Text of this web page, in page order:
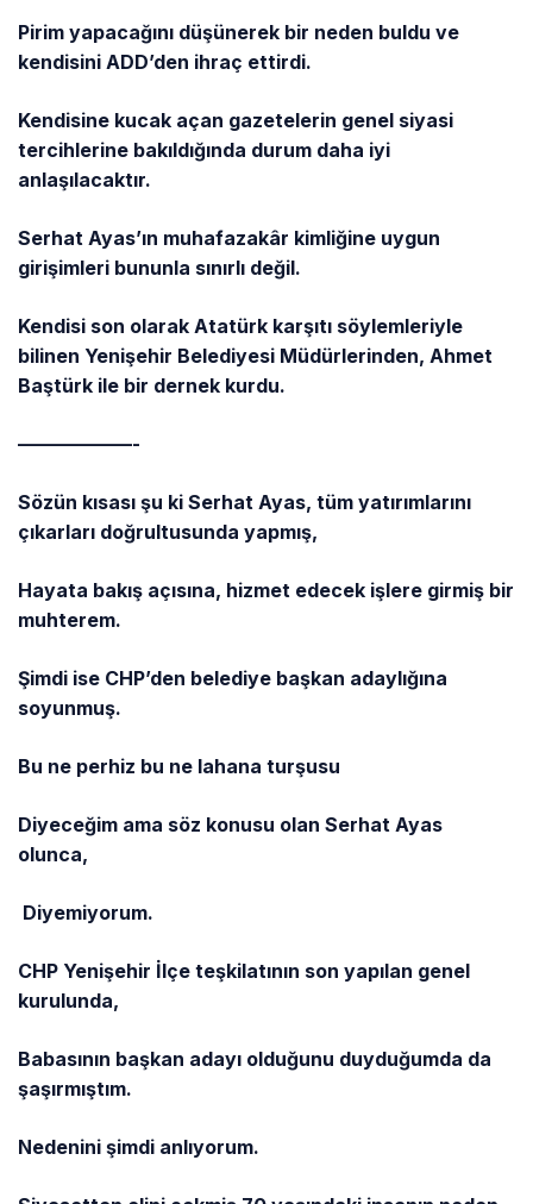
Pirim yapacağını düşünerek bir neden buldu ve
kendisini ADD’den ihraç ettirdi.
Kendisine kucak açan gazetelerin genel siyasi
tercihlerine bakıldığında durum daha iyi
anlaşılacaktır.
Serhat Ayas’ın muhafazakâr kimliğine uygun
girişimleri bununla sınırlı değil.
Kendisi son olarak Atatürk karşıtı söylemleriyle
bilinen Yenişehir Belediyesi Müdürlerinden, Ahmet
Baştürk ile bir dernek kurdu.
——————-
Sözün kısası şu ki Serhat Ayas, tüm yatırımlarını
çıkarları doğrultusunda yapmış,
Hayata bakış açısına, hizmet edecek işlere girmiş bir
muhterem.
Şimdi ise CHP’den belediye başkan adaylığına
soyunmuş.
Bu ne perhiz bu ne lahana turşusu
Diyeceğim ama söz konusu olan Serhat Ayas
olunca,
Diyemiyorum.
CHP Yenişehir İlçe teşkilatının son yapılan genel
kurulunda,
Babasının başkan adayı olduğunu duyduğumda da
şaşırmıştım.
Nedenini şimdi anlıyorum.